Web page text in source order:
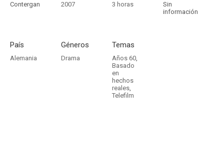
Contergan 2007 3 horas
Sin
información
País
Alemania
Géneros
Drama
Temas
Años 60,
Basado
en
hechos
reales,
Telefilm